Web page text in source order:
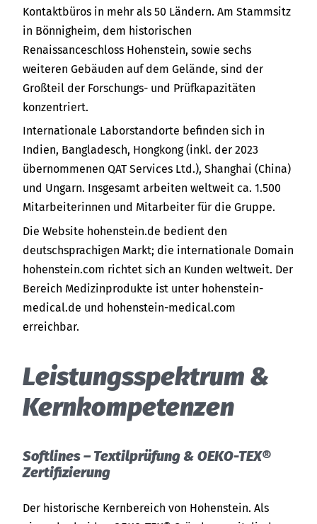
Kontaktbüros in mehr als 50 Ländern. Am Stammsitz
in Bönnigheim, dem historischen
Renaissanceschloss Hohenstein, sowie sechs
weiteren Gebäuden auf dem Gelände, sind der
Großteil der Forschungs- und Prüfkapazitäten
konzentriert.
Internationale Laborstandorte befinden sich in
Indien, Bangladesch, Hongkong (inkl. der 2023
übernommenen QAT Services Ltd.), Shanghai (China)
und Ungarn. Insgesamt arbeiten weltweit ca. 1.500
Mitarbeiterinnen und Mitarbeiter für die Gruppe.
Die Website hohenstein.de bedient den
deutschsprachigen Markt; die internationale Domain
hohenstein.com richtet sich an Kunden weltweit. Der
Bereich Medizinprodukte ist unter hohenstein-
medical.de und hohenstein-medical.com
erreichbar.
Leis­tungs­spek­trum &
Kern­kom­pe­ten­zen
Soft­lines – Tex­til­prü­fung & OEKO-TEX®
Zer­ti­fizie­rung
Der historische Kernbereich von Hohenstein. Als